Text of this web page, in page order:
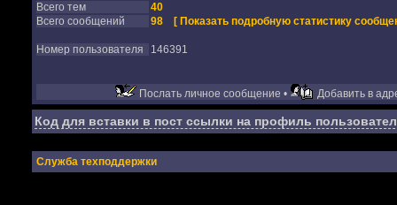
Всего тем
40
Всего сообщений
98 [ Показать подробную статистику
Номер пользователя 146391
Послать личное сообщение • Добавить в
Код для вставки в пост ссылки на профиль
Служба техподдержки